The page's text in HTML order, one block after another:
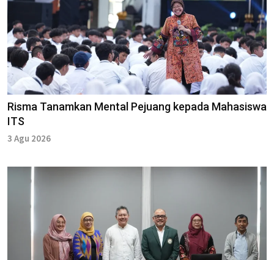
Risma Tanamkan Mental Pejuang kepada Mahasiswa
ITS
3 Agu 2026